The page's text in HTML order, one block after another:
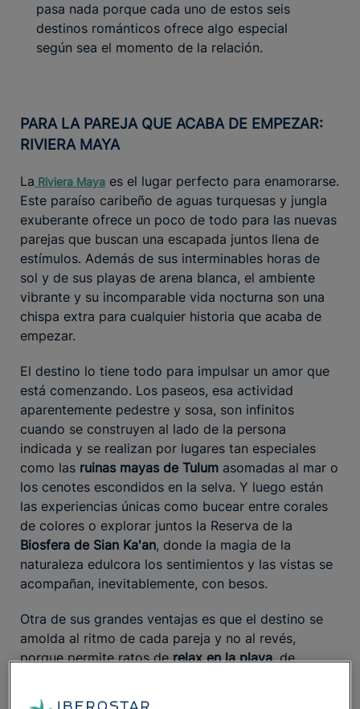
pasa nada porque cada uno de estos seis
destinos románticos ofrece algo especial
según sea el momento de la relación.
PARA LA PAREJA QUE ACABA DE EMPEZAR:
RIVIERA MAYA
La Riviera Maya es el lugar perfecto para enamorarse.
Este paraíso caribeño de aguas turquesas y jungla
exuberante ofrece un poco de todo para las nuevas
parejas que buscan una escapada juntos llena de
estímulos. Además de sus interminables horas de
sol y de sus playas de arena blanca, el ambiente
vibrante y su incomparable vida nocturna son una
chispa extra para cualquier historia que acaba de
empezar.
El destino lo tiene todo para impulsar un amor que
está comenzando. Los paseos, esa actividad
aparentemente pedestre y sosa, son infinitos
cuando se construyen al lado de la persona
indicada y se realizan por lugares tan especiales
como las ruinas mayas de Tulum asomadas al mar o
los cenotes escondidos en la selva. Y luego están
las experiencias únicas como bucear entre corales
de colores o explorar juntos la Reserva de la
Biosfera de Sian Ka'an, donde la magia de la
naturaleza edulcora los sentimientos y las vistas se
acompañan, inevitablemente, con besos.
Otra de sus grandes ventajas es que el destino se
amolda al ritmo de cada pareja y no al revés,
porque permite ratos derelax en la playa, de
alguno de sus restaurantes con